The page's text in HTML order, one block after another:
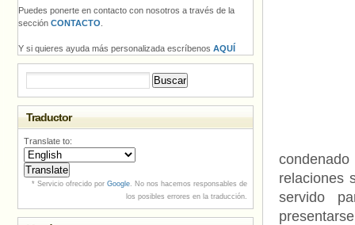
relaciones
servido
Puedes ponerte en contacto con nosotros a través de la
sección CONTACTO
Y si quieres ayuda más personalizada escríbenos AQUÍ
Traductor
Translate to:
* Servicio ofrecido por Google. No nos hacemos responsables de
los posibles errores en la traducción.